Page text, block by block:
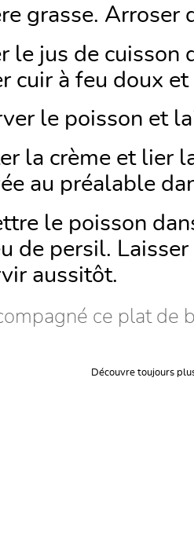
grasse. Arroser
le jus de cuisson
cuir à feu doux
le poisson et
la crème et lier
au préalable
le poisson
de persil.
aussitôt.
ce plat de
Découvre toujours